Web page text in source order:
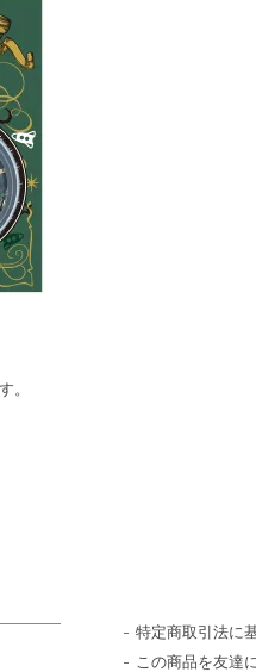
。
特定商取引法に
この商品を友達